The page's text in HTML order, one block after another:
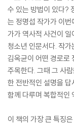
수 있는 방법이 있다?
는 정명섭 작가가 이번
가가 역사적 사건이
청소년 인문서다. 작
김옥균이 어떤 경로로
주목한다. 그때 그 사
한 전반적인 설명을
함께 다루며 복합적인
이 책의 가장 큰 특징